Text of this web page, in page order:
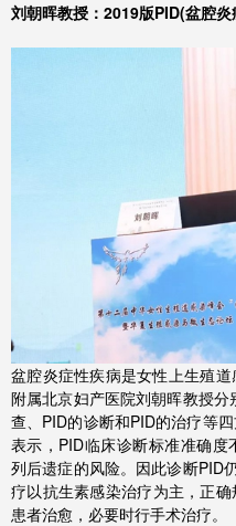
刘朝晖教授：2019版PID(盆腔
盆腔炎症性疾病是女性上生殖
附属北京妇产医院刘朝晖教授
查、PID的诊断和PID的治疗等
表示，PID临床诊断标准准确
列后遗症的风险。因此诊断PID
疗以抗生素感染治疗为主，正
患者治愈，必要时行手术治疗。